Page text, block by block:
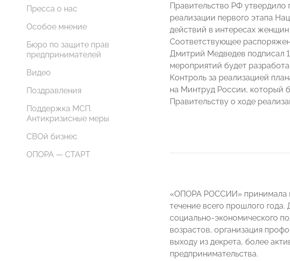
Пресса о нас
Особое мнение
Бюро по защите прав
предпринимателей
Видео
Поздравления
Поддержка МСП.
Антикризисные меры
СВОй бизнес
ОПОРА — СТАРТ
Правительство РФ утвердило
реализации первого этапа
действий в интересах женщин
Соответствующее
Дмитрий Медведев подписал
мероприятий будет
Контроль за реализацией
на Минтруд России, который
Правительству о ходе
«ОПОРА РОССИИ» принимала
течение всего прошлого
социально-экономического
возрастов, организация
выходу из декрета, более
предпринимательства.